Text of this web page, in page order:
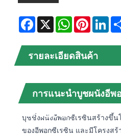
Facebook
X WhatsAppPinterest
รายละเอียดสินค้า
การแนะนำบูชผนังอีพ
Timetric MV
บุชชิ่งผนังอีพอกซีเรซินสร้างขึ้น
ของอีพอกซีเรซิน และมีโครงส